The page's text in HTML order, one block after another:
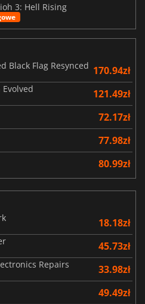
3: Hell Rising
Black Flag Resynced 170.94zł
121.49zł
72.17zł
77.98zł
80.99zł
18.18zł
45.73zł
Repairs 33.98zł
49.49zł